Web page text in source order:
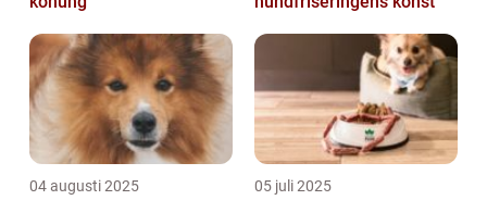
04 augusti 2025 05 juli 2025